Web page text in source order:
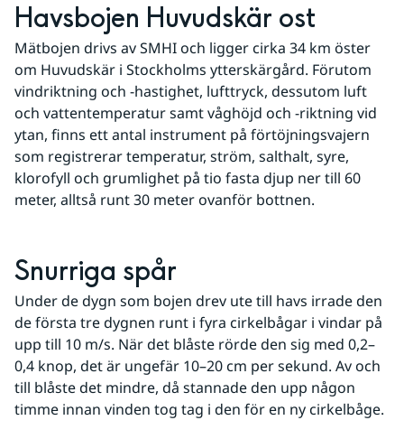
Havsbojen Huvudskär ost
Mätbojen drivs av SMHI och ligger cirka 34 km öster
om Huvudskär i Stockholms ytterskärgård. Förutom
vindriktning och -hastighet, lufttryck, dessutom luft
och vattentemperatur samt våghöjd och -riktning vid
ytan, finns ett antal instrument på förtöjningsvajern
som registrerar temperatur, ström, salthalt, syre,
klorofyll och grumlighet på tio fasta djup ner till 60
meter, alltså runt 30 meter ovanför bottnen.
Snurriga spår
Under de dygn som bojen drev ute till havs irrade den
de första tre dygnen runt i fyra cirkelbågar i vindar på
upp till 10 m/s. När det blåste rörde den sig med 0,2–
0,4 knop, det är ungefär 10–20 cm per sekund. Av och
till blåste det mindre, då stannade den upp någon
timme innan vinden tog tag i den för en ny cirkelbåge.